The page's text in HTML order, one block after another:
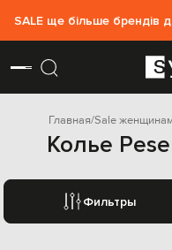
SALE ще більше брендів
Главная Sale
Колье
Фильтры